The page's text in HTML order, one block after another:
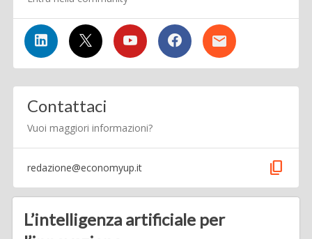
Contattaci
Vuoi maggiori informazioni?
redazione@economyup.it content_copy
L’intelligenza artificiale per